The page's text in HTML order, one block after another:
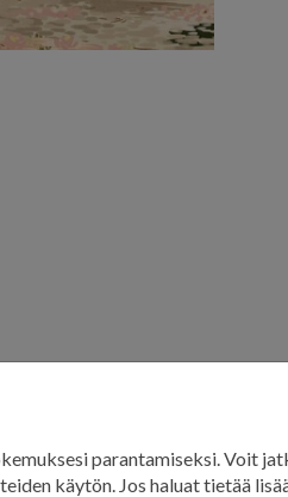
tuotteetparantamiseksi. Voit
käytön. Jos haluat tietää